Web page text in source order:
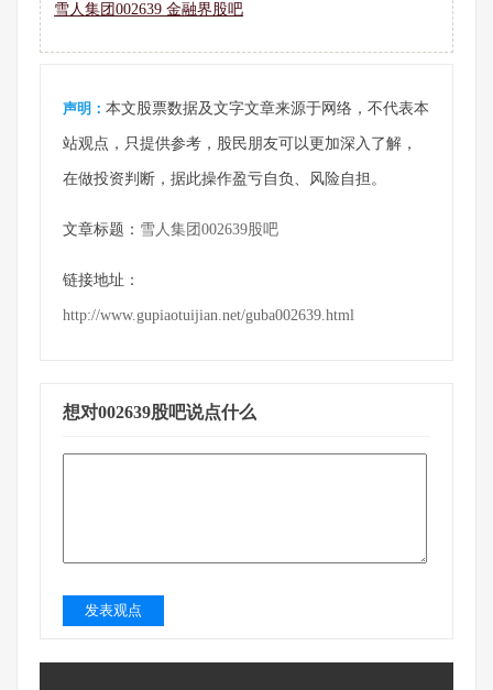
雪人集团002639 金融界股吧
声明： 本文股票数据及文字文章来源于网络，不代表本
站观点，只提供参考，股民朋友可以更加深入了解，
在做投资判断，据此操作盈亏自负、风险自担。
文章标题： 雪人集团002639股吧
链接地址：
http://www.gupiaotuijian.net/guba002639.html
想对002639股吧说点什么
发表观点